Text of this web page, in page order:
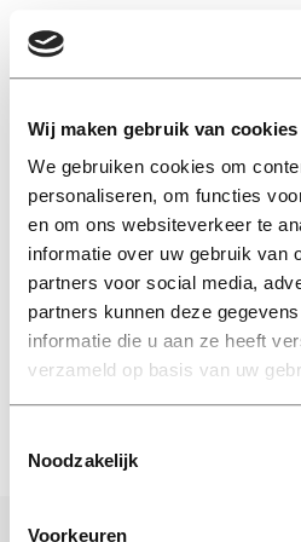
Wij maken gebruik van cookies
We gebruiken cookies om
personaliseren, om functies
en om ons websiteverkeer te
informatie over uw gebruik van
partners voor social media,
partners kunnen deze
informatie die u aan ze heeft
verzameld op basis van uw
Noodzakelijk
Voorkeuren
data repository
‘Data
dust on a
04